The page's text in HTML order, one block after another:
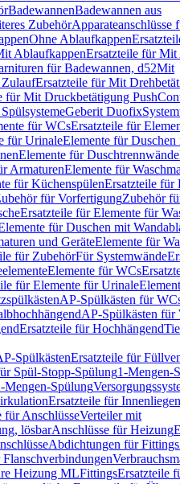
BadewannenBadewannen aus
ZubehörApparateanschlüsse
Ohne Ablaufkappen
AblaufkappenErsatzteile für Mit
für Badewannen, d52Mit
Ersatzteile für Mit
für Mit Druckbetätigung
Geberit Duofix
für WCsErsatzteile für
für UrinaleElemente für Duschen
Elemente für Duschtrennwände
ArmaturenElemente für
für KüchenspülenErsatzteile für
für VorfertigungZubehör
Ersatzteile für Elemente für
für Duschen mit
und GeräteElemente für
für ZubehörFür Systemwände
Elemente für WCs
für Elemente für Urinale
AP-Spülkästen für
AP-Spülkästen für
Ersatzteile für Hochhängend
SpülkästenErsatzteile für
Spül-Stopp-Spülung1-Mengen-
Mengen-Spülung
Ersatzteile für
für AnschlüsseVerteiler mit
lösbarAnschlüsse für Heizung
Abdichtungen für Fittings
Flanschverbindungen
Heizung MLFittingsErsatzteile